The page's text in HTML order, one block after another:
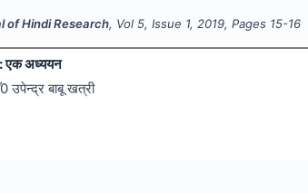
of Hindi Research, Vol 5, Issue 1,2019, Pages 15-16
: एक अध्ययन
उपेन्द्र बाबू खत्री